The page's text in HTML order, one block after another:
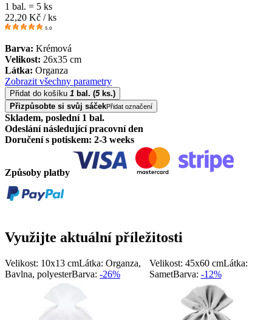
1 bal. = 5 ks
22,20 Kč / ks
5.0
Barva: Krémová
Velikost: 26x35 cm
Látka: Organza
Zobrazit všechny parametry
Přidat do košíku 1 bal. (5ks.)
Přizpůsobte si svůj sáčekPřidat označení
Skladem, poslední 1 bal.
Odeslání následující pracovní den
Doručení s potiskem: 2-3 weeks
Způsoby platby
Využijte aktuální příležitosti
Velikost: 10x13 cmLátka: Organza,
Bavlna, polyesterBarva: -26%
Velikost: 45x60 cmLátka:
SametBarva: -12%